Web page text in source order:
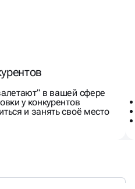
в вашей сфере
у конкурентов
и занять своё место